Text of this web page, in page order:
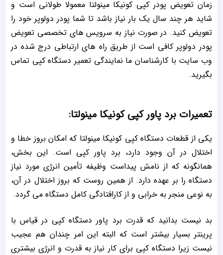
زمان تعویض پودر کپی کونیکا مینولتا معمولا طولانی است و
شاید هر چند سال یک بار نیاز باشد تا شما پودر دولوپر خود را
تعویض کنید. در صورت نیاز به سرویس های تخصصی تعویض
پودر دولوپر کافی است از طریق راه های ارتباطی درج شده در
وب سایت با کارشناسان ما نمایندگی تعمیر دستگاه کپی تماس
بگیرید.
تعمیرات برد پاور کپی کونیکا مینولتا:
یکی از قطعات دستگاه کپی کونیکا مینولتا که امکان بروز خطا و
اختلال در آن وجود دارد، برد پاور کپی است. این بخش،
همانگونه که از نامش پیداست وظیفه تأمین انرژی مورد نیاز
دستگاه را بر عهده دارد. از همین روست که بروز اختلال در آن،
به نوعی منجر به خرابی و از کارافتادگی کامل دستگاه می گردد.
بد نیست بدانید که قدرت برد پاور دستگاه کپی در قیاس با
پرینتر بسیار بیشتر است که البته این امر چندان هم عجیب
نیست زیرا دستگاه کپی برای کار نیاز به قدرت و انرژی بیشتری